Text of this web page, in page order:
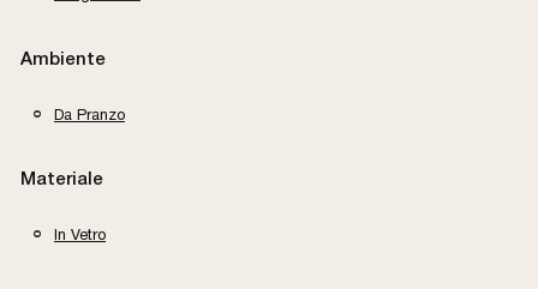
Ambiente
Da Pranzo
Materiale
In Vetro